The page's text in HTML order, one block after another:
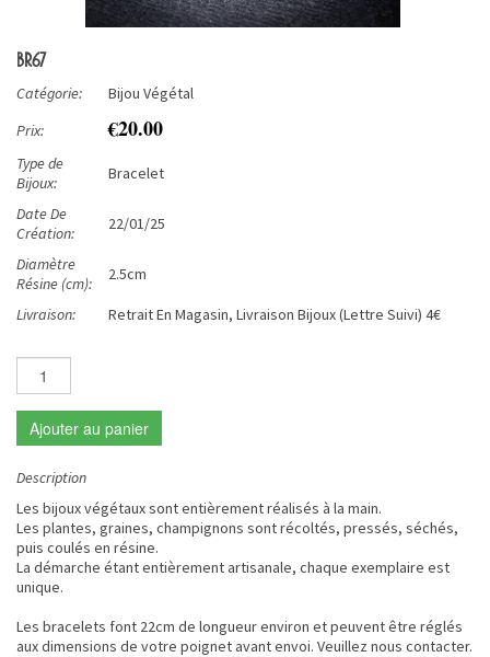
BR67
Catégorie:
Bijou Végétal
Prix:
€20.00
Type de
Bijoux:
Bracelet
Date De
Création:
22/01/25
Diamètre
Résine (cm):
2.5cm
Livraison: Retrait En Magasin, Livraison Bijoux (Lettre Suivi) 4€
Ajouter au panier
Description
Les bijoux végétaux sont entièrement réalisés à la main.
Les plantes, graines, champignons sont récoltés, pressés, séchés,
puis coulés en résine.
La démarche étant entièrement artisanale, chaque exemplaire est
unique.
Les bracelets font 22cm de longueur environ et peuvent être réglés
aux dimensions de votre poignet avant envoi. Veuillez nous contacter.